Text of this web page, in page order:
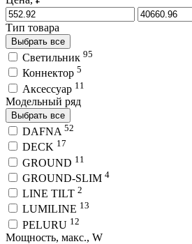
Тип товара
Выбрать все
Светильник 95
Коннектор 5
Аксессуар 11
Модельный ряд
Выбрать все
DAFNA 52
DECK 17
GROUND 11
GROUND-SLIM 4
LINE TILT 2
LUMILINE 13
PELURU 12
Мощность, макс., W